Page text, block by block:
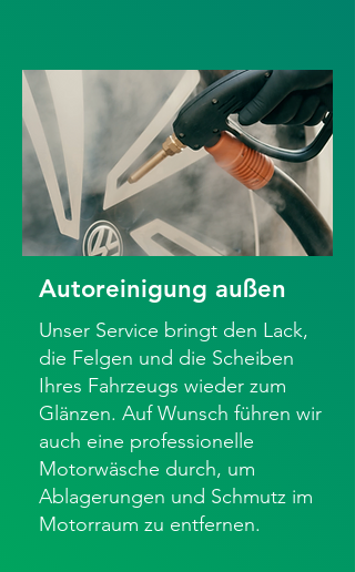
Autoreinigung außen
Unser Service bringt den Lack,
die Felgen und die Scheiben
Ihres Fahrzeugs wieder zum
Glänzen. Auf Wunsch führen wir
auch eine professionelle
Motorwäsche durch, um
Ablagerungen und Schmutz im
Motorraum zu entfernen.